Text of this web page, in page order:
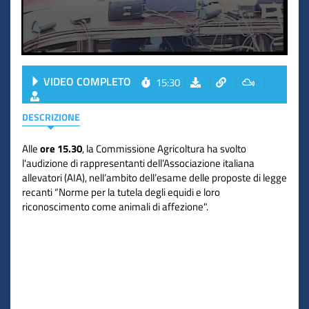
VIDEO COMPLETO 15:30
DESCRIZIONE
Alleore 15.30, la Commissione Agricoltura ha svolto
l'audizione di rappresentanti dell’Associazione italiana
allevatori (AIA), nell’ambito dell’esame delle proposte di legge
recanti “Norme per la tutela degli equidi e loro
riconoscimento come animali di affezione".